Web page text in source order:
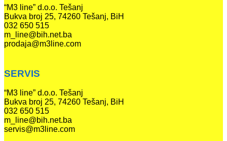
“M3 line” d.o.o. Tešanj
Bukva broj 25, 74260 Tešanj, BiH
032 650 515
m_line@bih.net.ba
prodaja@m3line.com
SERVIS
“M3 line” d.o.o. Tešanj
Bukva broj 25, 74260 Tešanj, BiH
032 650 515
m_line@bih.net.ba
servis@m3line.com